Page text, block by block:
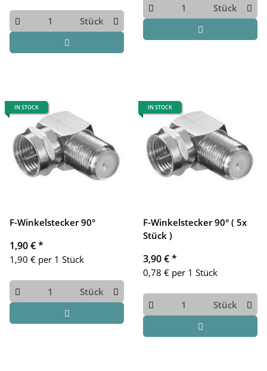
Stück
Stück
IN STOCK
F-Winkelstecker 90°
1,90 €*
1,90 € per 1 Stück
Stück
IN STOCK
F-Winkelstecker 90° ( 5x
Stück )
3,90 €*
0,78 € per 1 Stück
Stück